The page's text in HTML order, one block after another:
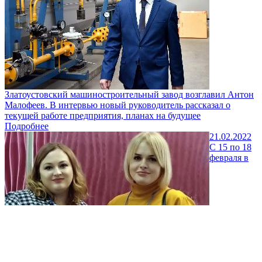
Златоустовский машиностроительный завод возглавил Антон
Малофеев. В интервью новый руководитель рассказал о
текущей работе предприятия, планах на будущее
Подробнее
21.02.2022
С 15 по 18
февраля в